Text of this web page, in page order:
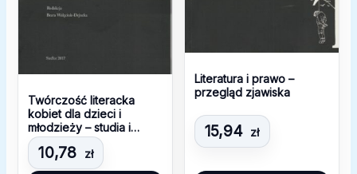
Twórczość literacka
kobiet dla dzieci i
młodzieży – studia i
szkice
10,78 zł
Literatura i prawo –
przegląd zjawiska
15,94 zł